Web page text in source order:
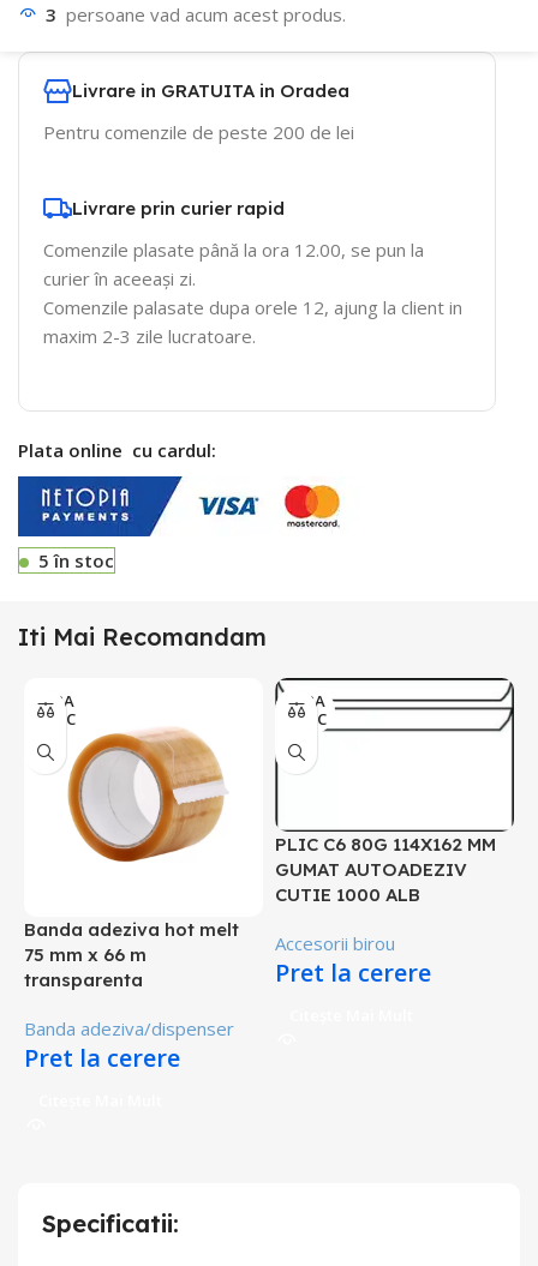
Livrare in GRATUITA in Oradea
Pentru comenzile de peste 200 de lei
Livrare prin curier rapid
Comenzile plasate până la ora 12.00, se pun la
curier în aceeași zi.
Comenzile palasate dupa orele 12, ajung la client in
maxim 2-3 zile lucratoare.
Plata online cu cardul:
3 persoane vad acum acest produs.
5 în stoc
Iti Mai Recomandam
FARA
STOC
Banda adeziva hot melt
75 mm x 66 m
transparenta
Banda adeziva/dispenser
Pret la cerere
FARA
STOC
PLIC C6 80G 114X162 MM
GUMAT AUTOADEZIV
CUTIE 1000 ALB
Accesorii birou
Pret la cerere
Specificatii: